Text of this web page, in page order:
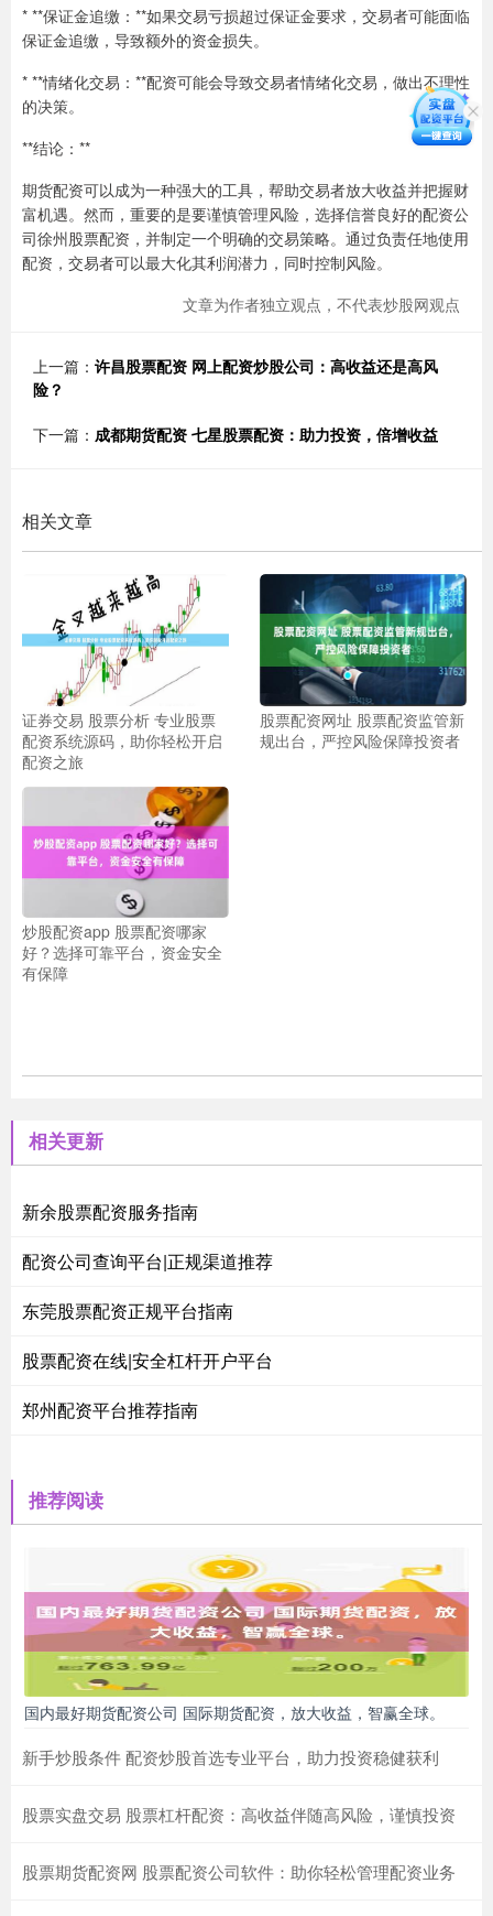
* **保证金追缴：**如果交易亏损超过保证金要求，交易者可能面临
保证金追缴，导致额外的资金损失。
* **情绪化交易：**配资可能会导致交易者情绪化交易，做出不理性
的决策。
**结论：**
期货配资可以成为一种强大的工具，帮助交易者放大收益并把握财
富机遇。然而，重要的是要谨慎管理风险，选择信誉良好的配资公
司徐州股票配资，并制定一个明确的交易策略。通过负责任地使用
配资，交易者可以最大化其利润潜力，同时控制风险。
文章为作者独立观点，不代表炒股网观点
上一篇： 许昌股票配资 网上配资炒股公司：高收益还是高风
险？
下一篇： 成都期货配资 七星股票配资：助力投资，倍增收益
相关文章
证券交易 股票分析 专业股票
配资系统源码，助你轻松开启
配资之旅
股票配资网址 股票配资监管新
规出台，严控风险保障投资者
炒股配资app 股票配资哪家
好？选择可靠平台，资金安全
有保障
相关更新
新余股票配资服务指南
配资公司查询平台|正规渠道推荐
东莞股票配资正规平台指南
股票配资在线|安全杠杆开户平台
郑州配资平台推荐指南
推荐阅读
国内最好期货配资公司 国际期货配资，放大收益，智赢全球。
新手炒股条件 配资炒股首选专业平台，助力投资稳健获利
股票实盘交易 股票杠杆配资：高收益伴随高风险，谨慎投资
股票期货配资网 股票配资公司软件：助你轻松管理配资业务